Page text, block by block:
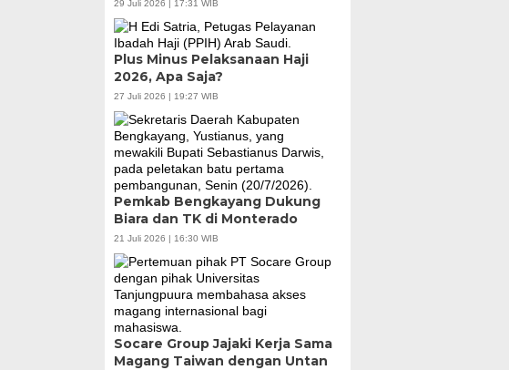
29 Juli 2026 | 17:31 WIB
Plus Minus Pelaksanaan Haji
2026, Apa Saja?
27 Juli 2026 | 19:27 WIB
Pemkab Bengkayang Dukung
Biara dan TK di Monterado
21 Juli 2026 | 16:30 WIB
Socare Group Jajaki Kerja Sama
Magang Taiwan dengan Untan